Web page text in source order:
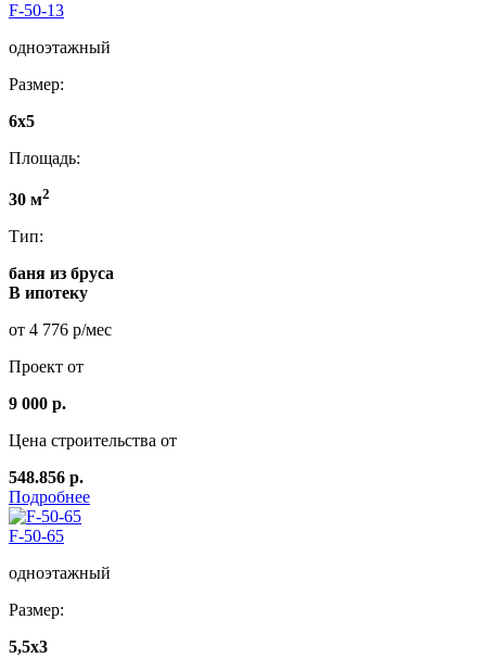
F-50-13
одноэтажный
Размер:
6x5
Площадь:
30 м2
Тип:
баня из бруса
В ипотеку
от 4 776 р/мес
Проект от
9 000 р.
Цена строительства от
548.856 р.
Подробнее
F-50-65
одноэтажный
Размер:
5,5x3